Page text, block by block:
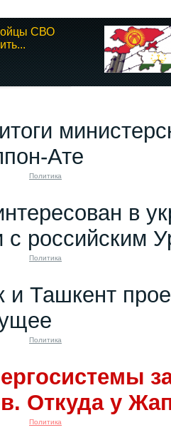
СВО
Ате
Политика
в
с российским
Политика
Ташкент
Политика
Откуда у
Политика